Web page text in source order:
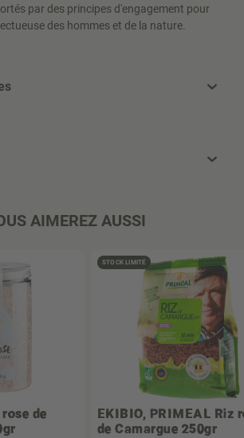
par des principes d'engagement pour
des hommes et de la nature.
AIMEREZ AUSSI
de
STOCK LIMITÉ
EKIBIO, PRIMEAL Riz
de Camargue 250gr